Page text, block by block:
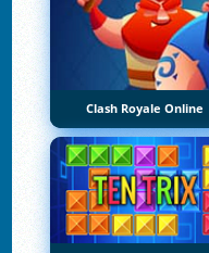
Clash Royale Online